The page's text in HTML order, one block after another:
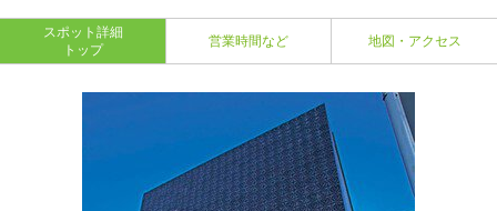
スポット詳細
トップ
営業時間など 地図・アクセス